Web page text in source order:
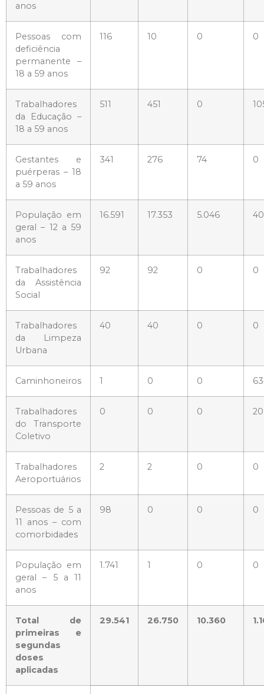
anos
Pessoas com
deficiência
permanente –
18 a 59 anos
116 10 0 0
Trabalhadores
da Educação –
18 a 59 anos
511 451 0
Gestantes e
puérperas – 18
a 59 anos
341 276 74 0
População em
geral – 12 a 59
anos
16.591 17.353 5.046
Trabalhadores
da Assistência
Social
92 92 0 0
Trabalhadores
da Limpeza
Urbana
40 40 0 0
Caminhoneiros 1 0 0
Trabalhadores
do Transporte
Coletivo
0 0 0 20
Trabalhadores
Aeroportuários
2 2 0 0
Pessoas de 5 a
11 anos – com
comorbidades
98 0 0 0
População em
geral – 5 a 11
anos
1.741 1 0 0
Total de
primeiras e
segundas
doses
aplicadas
29.541 26.750 10.360